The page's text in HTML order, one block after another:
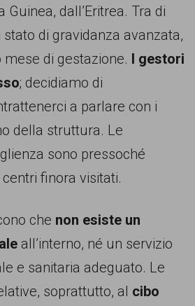
Guinea, dall’Eritrea. Tra di
stato di gravidanza avanzata,
di gestazione. I gestori
; decidiamo di
a parlare con i
della struttura. Le
sono pressoché
finora visitati.
che non esiste un
all’interno, né un servizio
e sanitaria adeguato. Le
soprattutto, al cibo